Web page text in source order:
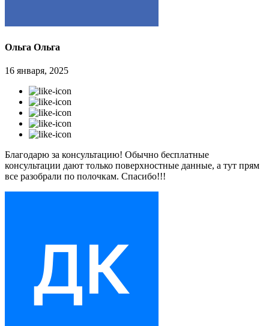
Ольга Ольга
16 января, 2025
Благодарю за консультацию! Обычно бесплатные
консультации дают только поверхностные данные, а тут прям
все разобрали по полочкам. Спасибо!!!